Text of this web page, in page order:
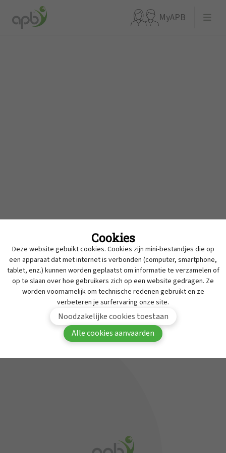
MyAPB
MyAPB
Om deze inhoud te bekijken moet je aangemeld
zijn in MyAPB.
Aanmelden Word lid van APB
APBnews
Werken bij APB
Dienst geneesmiddelen onderzoek
Contact
Cookies
Deze website gebuikt cookies. Cookies zijn mini-bestandjes die op
een apparaat dat met internet is verbonden (computer, smartphone,
tablet, enz.) kunnen worden geplaatst om informatie te verzamelen of
op te slaan over hoe gebruikers zich op een website gedragen. Ze
worden voornamelijk om technische redenen gebruikt en ze
verbeteren je surfervaring onze site.
Noodzakelijke cookies toestaan
Alle cookies aanvaarden